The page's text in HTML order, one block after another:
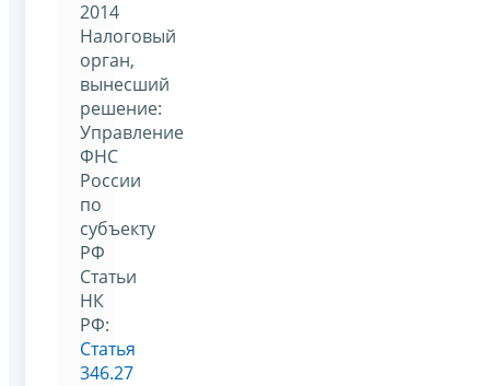
2014
Налоговый
орган,
вынесший
решение:
Управление
ФНС
России
по
субъекту
РФ
Статьи
НК
РФ:
Статья
346.27